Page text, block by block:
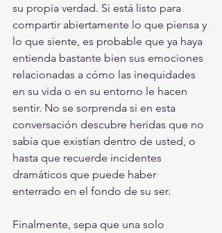
su propia verdad. Si está listo para
compartir abiertamente lo que piensa y
lo que siente, es probable que ya haya
entienda bastante bien sus emociones
relacionadas a cómo las inequidades
en su vida o en su entorno le hacen
sentir. No se sorprenda si en esta
conversación descubre heridas que no
sabía que existían dentro de usted, o
hasta que recuerde incidentes
dramáticos que puede haber
enterrado en el fondo de su ser.
Finalmente, sepa que una solo